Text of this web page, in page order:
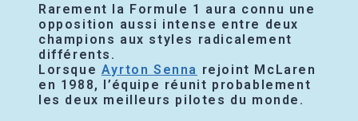
Rarement la Formule 1 aura connu une
opposition aussi intense entre deux
champions aux styles radicalement
différents.
Lorsque Ayrton Senna rejoint McLaren
en 1988, l’équipe réunit probablement
les deux meilleurs pilotes du monde.